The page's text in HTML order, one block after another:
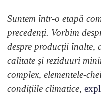
Suntem într-o etapă
precedenți. Vorbim
despre producții înalte,
calitate și reziduuri
complex, elementele-
condițiile climatice,